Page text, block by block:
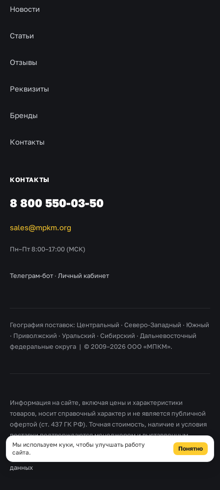
Новости
Статьи
Отзывы
Реквизиты
Бренды
Контакты
КОНТАКТЫ
8 800 550-03-50
sales@mpkm.org
Пн–Пт 8:00–17:00 (МСК)
Телеграм-бот · Личный кабинет
География поставок: Центральный · Северо-Западный · Южный
· Приволжский · Уральский · Сибирский · Дальневосточный
федеральные округа | © 2009–2026 ООО «МПКМ».
Информация на сайте, включая цены и характеристики
товаров, носит справочный характер и не является публичной
офертой (ст. 437 ГК РФ). Точная стоимость, наличие и условия
поставки подтверждаются менеджером и выставленным
счетом. Товарные знаки принадлежат их правообладателям.
Правовая информация
Согласие на обработку персональных
данных
Мы используем куки, чтобы улучшать работу
сайта.
Понятно